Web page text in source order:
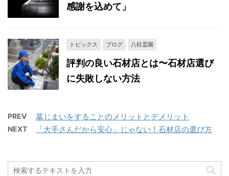
感謝を込めて」
トピックス ブログ 八柱霊園
評判の良い石材店とは〜石材店選び
に失敗しない方法
PREV 墓じまいをすることのメリットとデメリット
NEXT 「大手さんだから安心」じゃない！石材店の選び方